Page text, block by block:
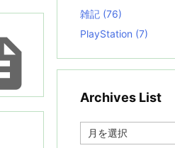
雑記 (76)
PlayStation (7)
Archives List